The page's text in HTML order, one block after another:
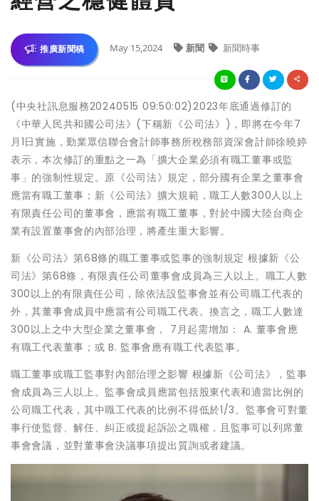
推廣新聞稿 May 15,2024 新聞 新聞時事
(中央社訊息服務20240515 09:50:02)2023年底通過修訂的
《中華人民共和國公司法》(下稱新《公司法》)，即將在今年7
月1日實施，勤業眾信聯合會計師事務所稅務部資深會計師徐曉婷
表示，本次修訂的重點之一為「擴大企業必須有職工董事或監
事」的強制性規定。原《公司法》規定，部分國有企業之董事會
應當有職工董事；新《公司法》擴大規範，職工人數300人以上
有限責任公司的董事會，應當有職工董事，對於中國大陸台商企
業有設置董事會的內部治理，將產生重大影響。
新《公司法》第68條的職工董事或監事的強制規定 根據新《公
司法》第68條，有限責任公司董事會成員為三人以上。職工人數
300以上的有限責任公司，除依法設監事會並有公司職工代表的
外，其董事會成員中應當有公司職工代表。換言之，職工人數達
300以上之中大型企業之董事會， 7月起需增加： A. 董事會應
有職工代表董事；或 B. 監事會應有職工代表監事。
職工董事或職工監事對內部治理之影響 根據新《公司法》，監事
會成員為三人以上。監事會成員應當包括股東代表和適當比例的
公司職工代表，其中職工代表的比例不得低於1/3。監事會可對董
事行使監督、解任、糾正或提起訴訟之職權，且監事可以列席董
事會會議，並對董事會決議事項提出質詢或者建議。